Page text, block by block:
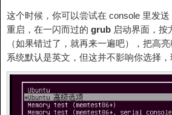
这个时候，你可以尝试在 console 里发
重启，在一闪而过的 grub 启动界面，按
（如果错过了，就再来一遍吧），把高亮
系统默认是英文，但这并不影响你选择，